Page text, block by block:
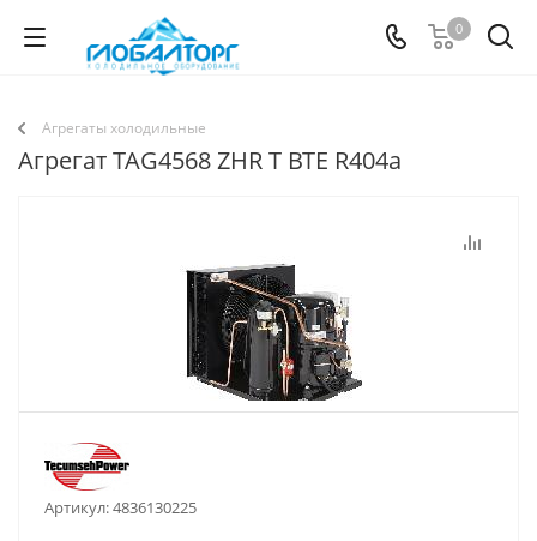
0
Агрегаты холодильные
Агрегат TAG4568 ZHR T BTE R404a
Артикул:4836130225